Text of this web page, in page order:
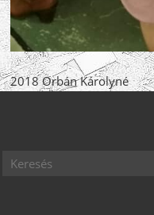
2018 Orbán Károlyné